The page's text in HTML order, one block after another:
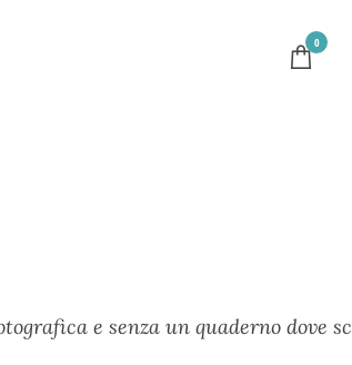
0
e senza un quaderno dove